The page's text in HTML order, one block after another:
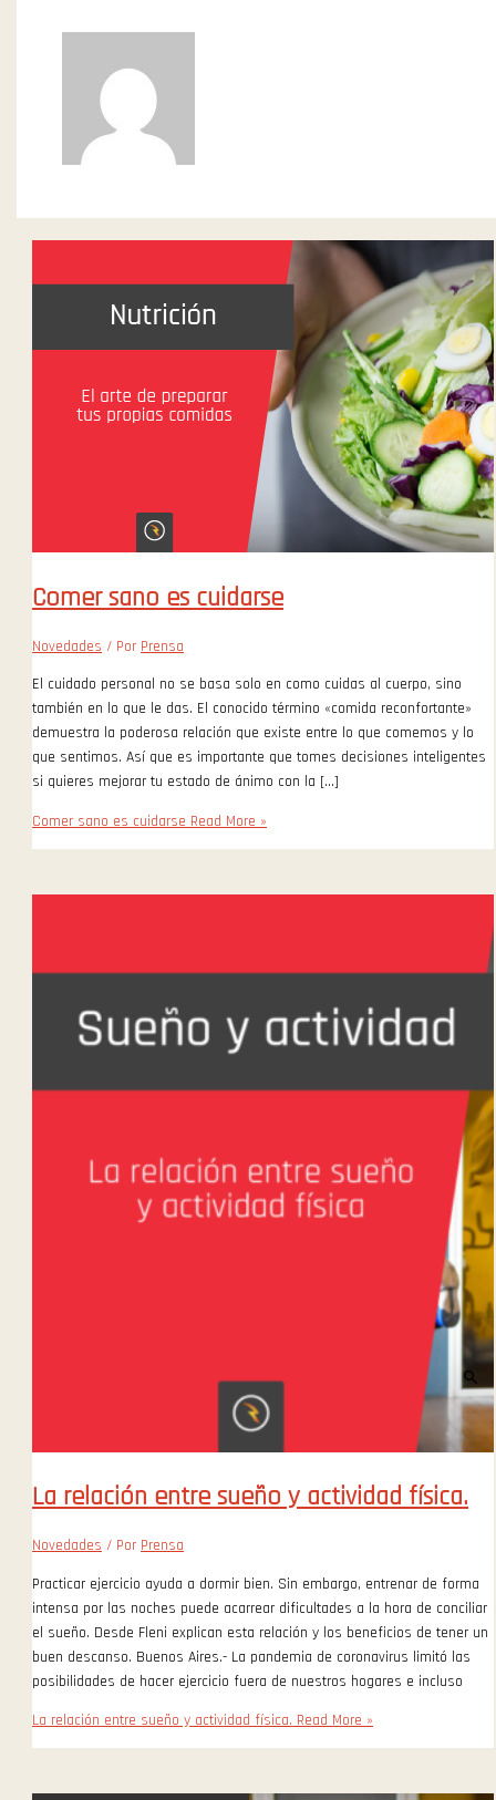
Comer sano es cuidarse
Novedades / Por Prensa
El cuidado personal no se basa solo en como cuidas al cuerpo, sino
también en lo que le das. El conocido término «comida reconfortante»
demuestra la poderosa relación que existe entre lo que comemos y lo
que sentimos. Así que es importante que tomes decisiones inteligentes
si quieres mejorar tu estado de ánimo con la […]
Comer sano es cuidarse Read More »
La relación entre sueño y actividad física.
Novedades / Por Prensa
Practicar ejercicio ayuda a dormir bien. Sin embargo, entrenar de forma
intensa por las noches puede acarrear dificultades a la hora de conciliar
el sueño. Desde Fleni explican esta relación y los beneficios de tener un
buen descanso. Buenos Aires.- La pandemia de coronavirus limitó las
posibilidades de hacer ejercicio fuera de nuestros hogares e incluso
La relación entre sueño y actividad física. Read More »